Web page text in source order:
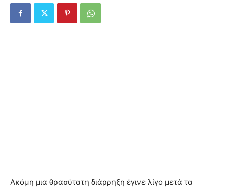
Ακόμη μια θρασύτατη διάρρηξη έγινε λίγο μετά τα